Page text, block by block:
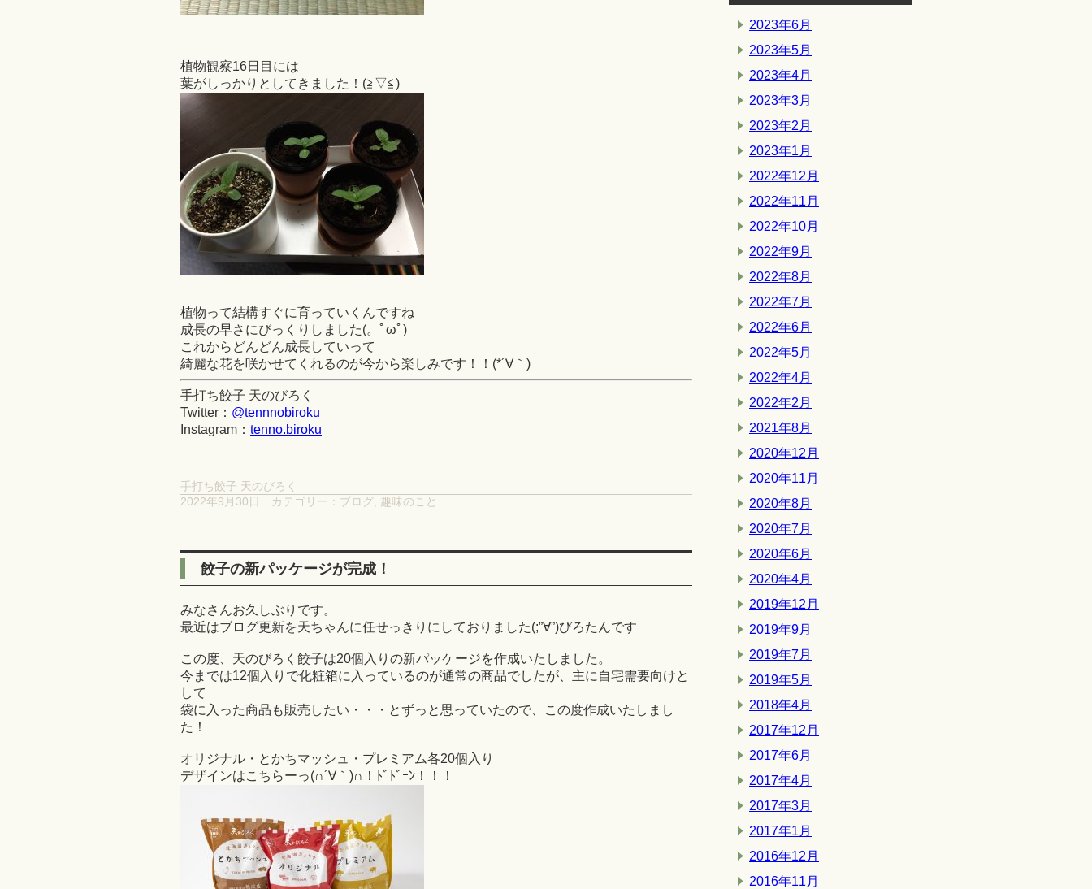
植物観察16日目 には
葉がしっかりとしてきました！(≧▽≦)
植物って結構すぐに育っていくんですね
成長の早さにびっくりしました(。ﾟωﾟ)
これからどんどん成長していって
綺麗な花を咲かせてくれるのが今から楽しみです！！(*´∀｀)
手打ち餃子 天のびろく
Twitter： @tennnobiroku
Instagram： tenno.biroku
手打ち餃子 天のびろく
2022年9月30日
カテゴリー： ブログ 趣味のこと
餃子の新パッケージが完成！
みなさんお久しぶりです。
最近はブログ更新を天ちゃんに任せっきりにしておりました(;”∀”)びろたんです
この度、天のびろく餃子は20個入りの新パッケージを作成いたしました。
今までは12個入りで化粧箱に入っているのが通常の商品でしたが、主に自宅需要向けと
して
袋に入った商品も販売したい・・・とずっと思っていたので、この度作成いたしまし
た！
オリジナル・とかちマッシュ・プレミアム各20個入り
デザインはこちらーっ(∩´∀｀)∩！ﾄﾞﾄﾞｰﾝ！！！
2023年6月
2023年5月
2023年4月
2023年3月
2023年2月
2023年1月
2022年12月
2022年11月
2022年10月
2022年9月
2022年8月
2022年7月
2022年6月
2022年5月
2022年4月
2022年2月
2021年8月
2020年12月
2020年11月
2020年8月
2020年7月
2020年6月
2020年4月
2019年12月
2019年9月
2019年7月
2019年5月
2018年4月
2017年12月
2017年6月
2017年4月
2017年3月
2017年1月
2016年12月
2016年11月